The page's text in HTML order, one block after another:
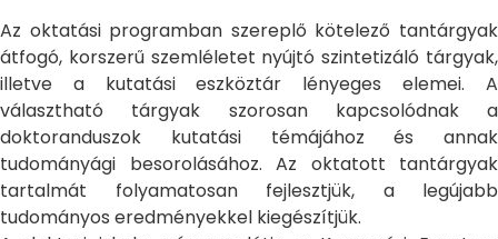
Az oktatási programban szereplő kötelező tantárgyak
átfogó, korszerű szemléletet nyújtó szintetizáló tárgyak,
illetve a kutatási eszköztár lényeges elemei. A
választható tárgyak szorosan kapcsolódnak a
doktoranduszok kutatási témájához és annak
tudományági besorolásához. Az oktatott tantárgyak
tartalmát folyamatosan fejlesztjük, a legújabb
tudományos eredményekkel kiegészítjük.